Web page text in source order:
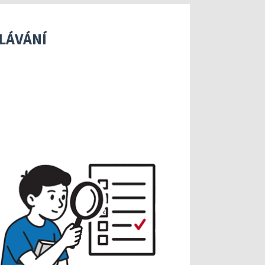
pro realizaci externího hodnocení
Specifická metodická doporučení pro kritéria v